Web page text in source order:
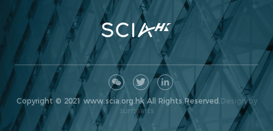
Copyright © 2021 www.scia.org.hk All Rights Reserved.Design by
sumaarts